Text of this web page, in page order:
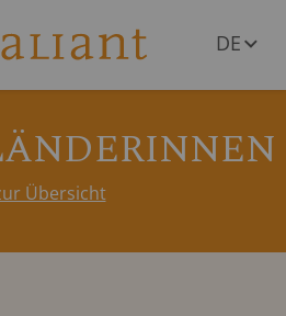
DE
Übersicht